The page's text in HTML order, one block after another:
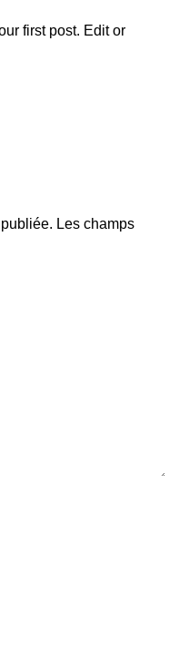
first post. Edit or
Les champs